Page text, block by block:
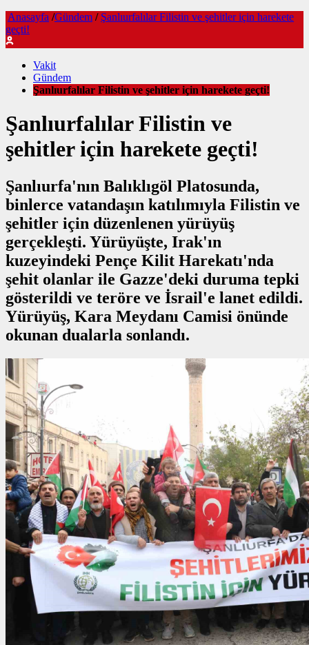
Anasayfa /Gündem / Şanlıurfalılar Filistin ve şehitler için harekete
geçti!
Vakit
Gündem
Şanlıurfalılar Filistin ve şehitler için harekete geçti!
Şanlıurfalılar Filistin ve
şehitler için harekete geçti!
Şanlıurfa'nın Balıklıgöl Platosunda,
binlerce vatandaşın katılımıyla Filistin ve
şehitler için düzenlenen yürüyüş
gerçekleşti. Yürüyüşte, Irak'ın
kuzeyindeki Pençe Kilit Harekatı'nda
şehit olanlar ile Gazze'deki duruma tepki
gösterildi ve teröre ve İsrail'e lanet edildi.
Yürüyüş, Kara Meydanı Camisi önünde
okunan dualarla sonlandı.